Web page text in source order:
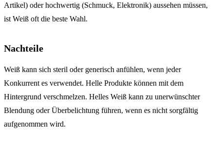
Artikel) oder hochwertig (Schmuck, Elektronik) aussehen müssen,
ist Weiß oft die beste Wahl.
Nachteile
Weiß kann sich steril oder generisch anfühlen, wenn jeder
Konkurrent es verwendet. Helle Produkte können mit dem
Hintergrund verschmelzen. Helles Weiß kann zu unerwünschter
Blendung oder Überbelichtung führen, wenn es nicht sorgfältig
aufgenommen wird.